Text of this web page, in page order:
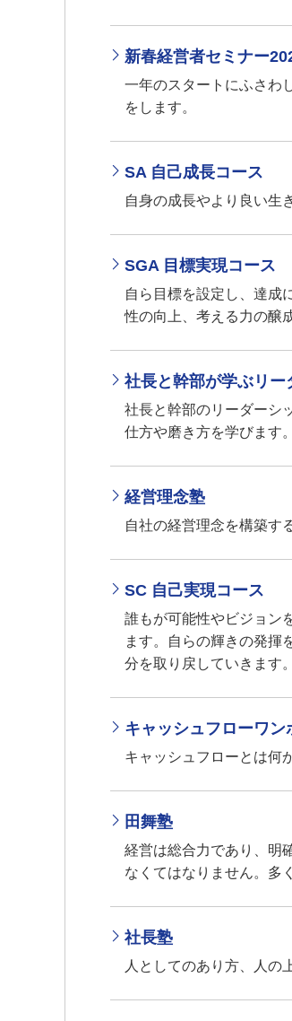
新春経営者セミナー
一年のスタートにふさわ
をします。
SA 自己成長コース
自身の成長やより良い生
SGA 目標実現コース
自ら目標を設定し、達成
性の向上、考える力の醸
社長と幹部が学ぶリ
社長と幹部のリーダーシ
仕方や磨き方を学びます。
経営理念塾
自社の経営理念を構築す
SC 自己実現コース
誰もが可能性やビジョン
ます。自らの輝きの発揮
分を取り戻していきます。
キャッシュフローワ
キャッシュフローとは何
田舞塾
経営は総合力であり、明
なくてはなりません。多
社長塾
人としてのあり方、人の